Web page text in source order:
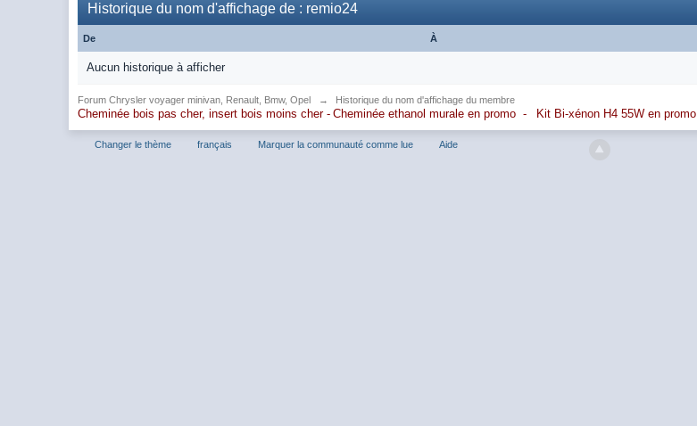
Historique du nom d'affichage de : remio24
De À
Aucun historique à afficher
Forum Chrysler voyager minivan, Renault, Bmw, Opel → Historique du nom d'affichage du membre
Cheminée bois pas cher, insert bois moins cher - Cheminée ethanol murale en promo - Kit Bi-xénon H4 55W en promo
Changer le thème français Marquer la communauté comme lue Aide